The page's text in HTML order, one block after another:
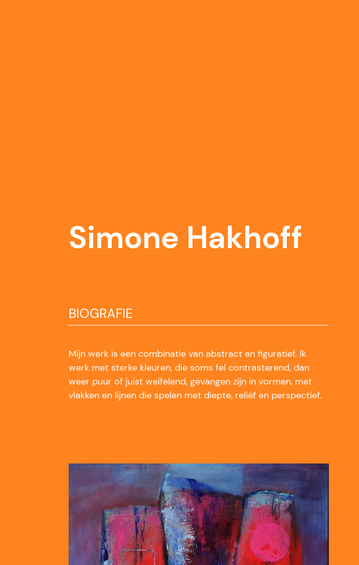
Simone Hakhoff
BIOGRAFIE
Mijn werk is een combinatie van abstract en figuratief. Ik
werk met sterke kleuren, die soms fel contrasterend, dan
weer puur of juist weifelend, gevangen zijn in vormen, met
vlakken en lijnen die spelen met diepte, reliëf en perspectief.